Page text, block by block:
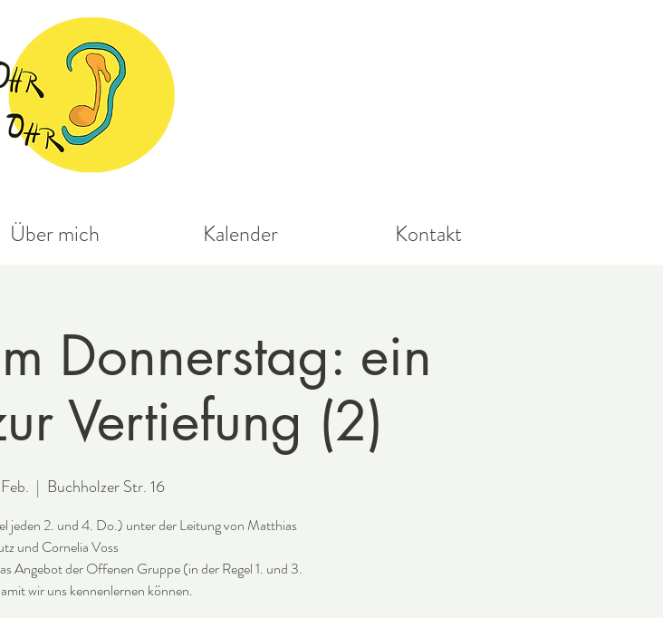
Über mich Kalender Kontakt
Donnerstag: ein
Vertiefung (2)
  |
Buchholzer Str. 16
jeden 2. und 4. Do.) unter der Leitung von Matthias
und Cornelia Voss
Angebot der Offenen Gruppe (in der Regel 1. und 3.
wir uns kennenlernen können.